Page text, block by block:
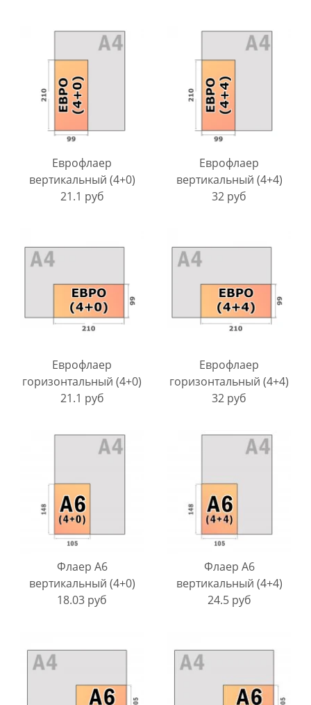
Еврофлаер
вертикальный (4+0)
21.1 руб
Еврофлаер
вертикальный (4+4)
32 руб
Еврофлаер
горизонтальный (4+0)
21.1 руб
Еврофлаер
горизонтальный (4+4)
32 руб
Флаер A6
вертикальный (4+0)
18.03 руб
Флаер A6
вертикальный (4+4)
24.5 руб